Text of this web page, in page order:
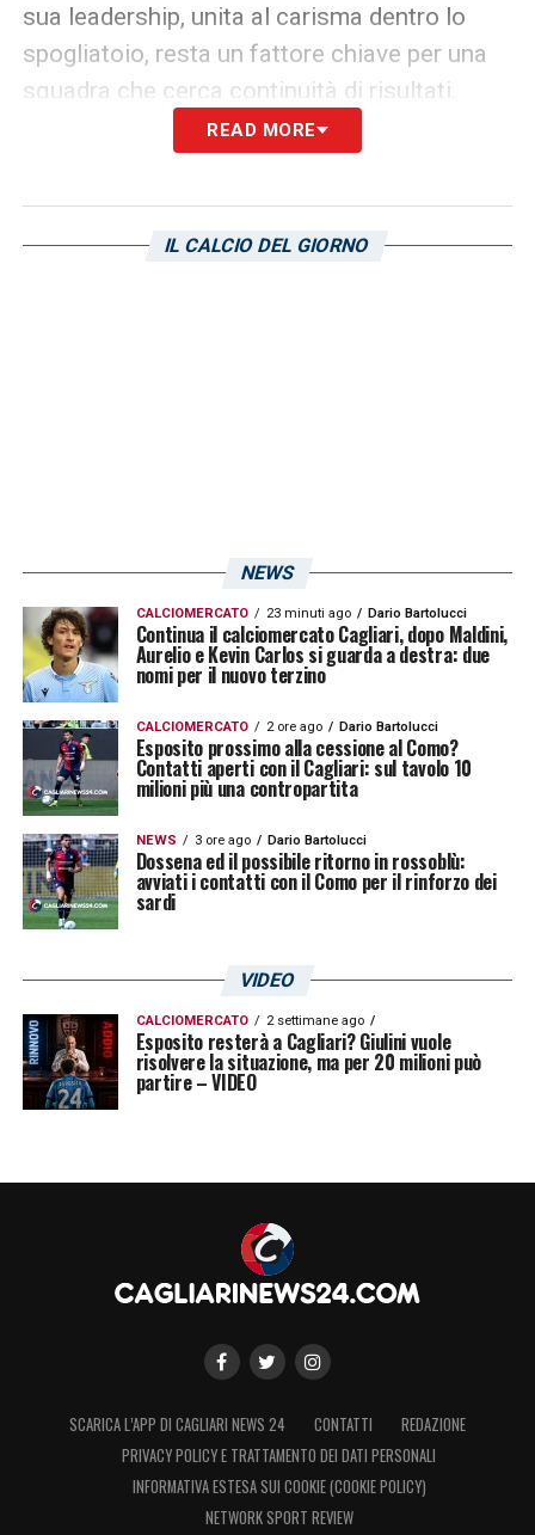
sua leadership, unita al carisma dentro lo
spogliatoio, resta un fattore chiave per una
squadra che cerca continuità di risultati.
Nei prossimi giorni saranno decisive le
tornare a disposizione o se dovrà
READ MORE
IL CALCIO DEL GIORNO
NEWS
CALCIOMERCATO 23 minuti ago Dario Bartolucci
Continua il calciomercato Cagliari, dopo Maldini,
Aurelio e Kevin Carlos si guarda a destra: due
nomi per il nuovo terzino
CALCIOMERCATO 2 ore ago Dario Bartolucci
Esposito prossimo alla cessione al Como?
Contatti aperti con il Cagliari: sul tavolo 10
milioni più una contropartita
NEWS 3 ore ago Dario Bartolucci
Dossena ed il possibile ritorno in rossoblù:
avviati i contatti con il Como per il rinforzo dei
sardi
VIDEO
CALCIOMERCATO 2 settimane ago
Esposito resterà a Cagliari? Giulini vuole
risolvere la situazione, ma per 20 milioni può
partire – VIDEO
SCARICA L’APP DI CAGLIARI NEWS 24 CONTATTI
REDAZIONE
PRIVACY POLICY E TRATTAMENTO DEI DATI PERSONALI
INFORMATIVA ESTESA SUI COOKIE (COOKIE POLICY)
NETWORK SPORT REVIEW